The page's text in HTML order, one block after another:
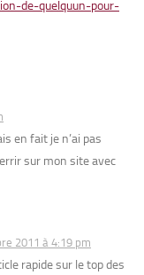
de-quelquun-pour-
en fait je n’ai pas
sur mon site avec
2011 à 4:19 pm
rapide sur le top des